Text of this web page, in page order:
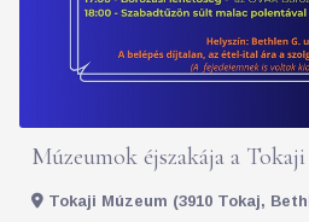
Múzeumok éjszakája a
Tokaji Múzeum (3910 Tokaj,